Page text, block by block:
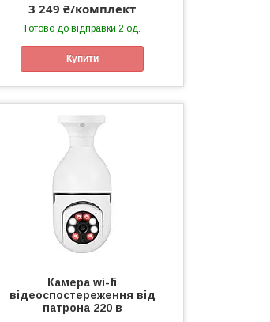
3 249 ₴/комплект
Готово до відправки 2 од.
Купити
Камера wi-fi
відеоспостереження від
патрона 220 в